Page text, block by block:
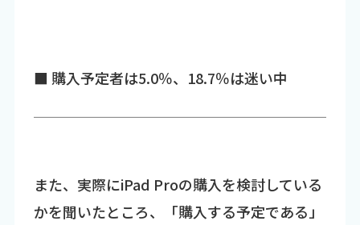
■ 購入予定者は5.0％、18.7％は迷い中
また、実際にiPad Proの購入を検討している
かを聞いたところ、「購入する予定である」